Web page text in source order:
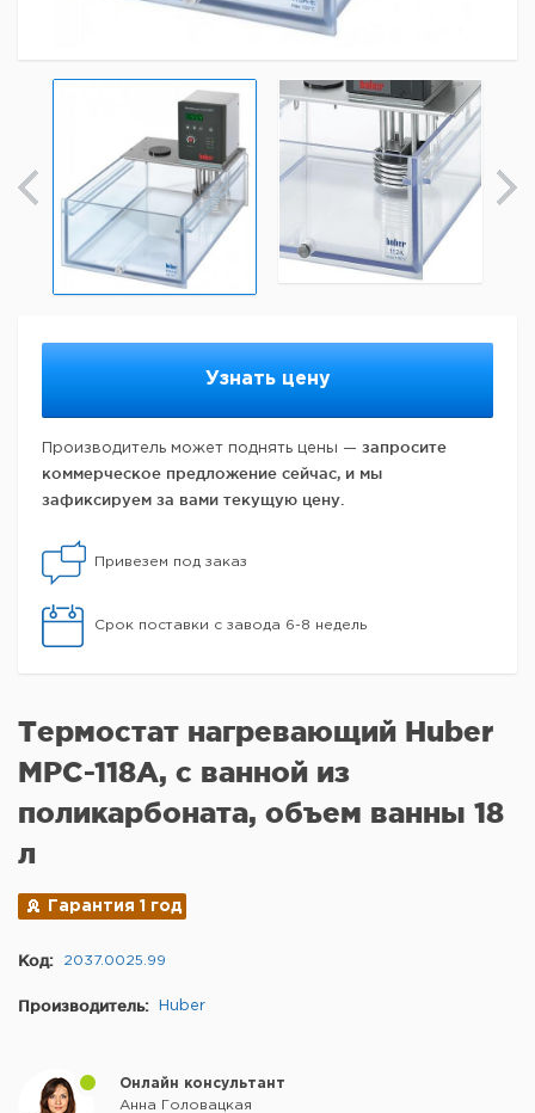
Узнать цену
Производитель может поднять цены — запросите
коммерческое предложение сейчас, и мы
зафиксируем за вами текущую цену.
Привезем под заказ
Срок поставки с завода 6-8 недель
Термостат нагревающий Huber
MPC-118A, с ванной из
поликарбоната, объем ванны 18
л
Гарантия 1 год
Код: 2037.0025.99
Производитель: Huber
Онлайн консультант
Анна Головацкая